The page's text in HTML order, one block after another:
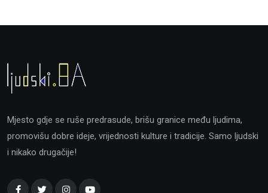
Mjesto gdje se ruše predrasude, brišu granice među ljudima,
promovišu dobre ideje, vrijednosti kulture i tradicije. Samo ljudski
i nikako drugačije!